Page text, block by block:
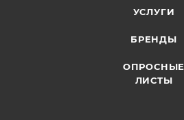
УСЛУГИ
БРЕНДЫ
ОПРОСНЫЕ
ЛИСТЫ